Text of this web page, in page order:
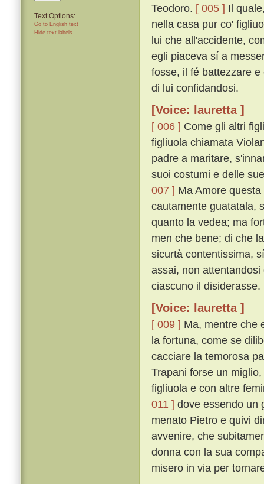
Text Options:
Go to English text
Hide text labels
Teodoro. [ 005 ] Il
nella casa pur co'
lui che all'accidente,
egli piaceva sí a
fosse, il fé battezzare
di lui confidandosi.
[Voice: lauretta ]
[ 006 ] Come gli altri
figliuola chiamata
padre a maritare,
suoi costumi e delle
007 ] Ma Amore
cautamente guatatala,
quanto la vedea; ma
men che bene; di che
sicurtà contentissima,
assai, non
ciascuno il disiderasse.
[Voice: lauretta ]
[ 009 ] Ma, mentre che
la fortuna, come se
cacciare la temorosa
Trapani forse un
figliuola e con altre
011 ] dove essendo un
menato Pietro e quivi
avvenire, che
donna con la sua
misero in via per